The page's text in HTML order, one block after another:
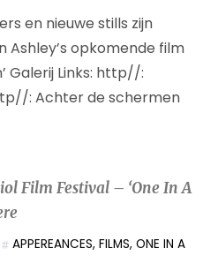
en nieuwe stills zijn
Ashley’s opkomende film
Galerij Links: http//:
: Achter de schermen
Film Festival – ‘One In A
APPEREANCES,FILMS,ONE IN A